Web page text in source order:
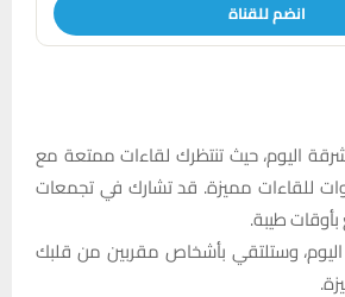
انضم للقناة
اليوم، حيث تنتظرك لقاءات ممتعة مع
للقاءات مميزة. قد تشارك في تجمعات
طيبة.
اليوم، وستلتقي بأشخاص مقربين من قلبك